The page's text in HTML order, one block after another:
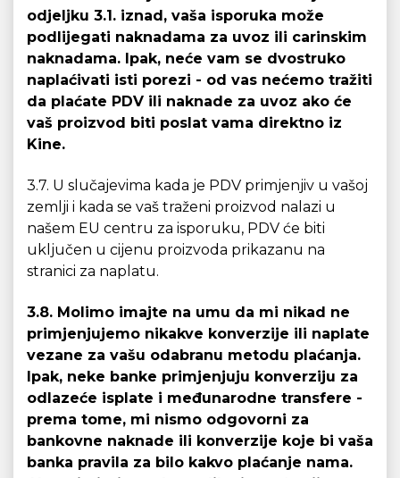
odjeljku 3.1. iznad, vaša isporuka može
podlijegati naknadama za uvoz ili carinskim
naknadama. Ipak, neće vam se dvostruko
naplaćivati isti porezi - od vas nećemo tražiti
da plaćate PDV ili naknade za uvoz ako će
vaš proizvod biti poslat vama direktno iz
Kine.
3.7. U slučajevima kada je PDV primjenjiv u vašoj
zemlji i kada se vaš traženi proizvod nalazi u
našem EU centru za isporuku, PDV će biti
uključen u cijenu proizvoda prikazanu na
stranici za naplatu.
3.8. Molimo imajte na umu da mi nikad ne
primjenjujemo nikakve konverzije ili naplate
vezane za vašu odabranu metodu plaćanja.
Ipak, neke banke primjenjuju konverziju za
odlazeće isplate i međunarodne transfere -
prema tome, mi nismo odgovorni za
bankovne naknade ili konverzije koje bi vaša
banka pravila za bilo kakvo plaćanje nama.